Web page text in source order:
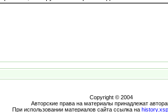
Copyright © 2004
Авторские права на материалы принадлежат
При использовании материалов сайта ссылка на